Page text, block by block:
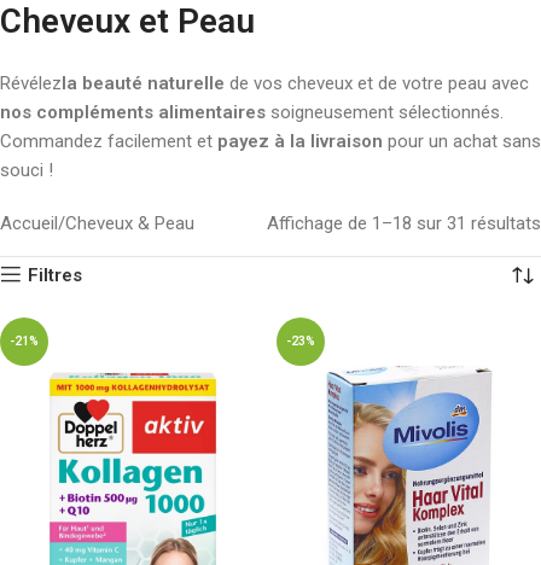
Cheveux et Peau
Révélezla beauté naturelle de vos cheveux et de votre peau avec
nos compléments alimentaires soigneusement sélectionnés.
Commandez facilement et payez à la livraison pour un achat sans
souci !
Accueil Cheveux & Peau Affichage de 1–18 sur 31 résultats
Filtres
-21% -23%